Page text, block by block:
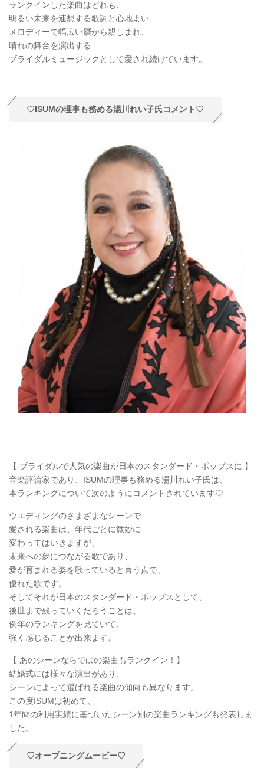
ランクインした楽曲はどれも、
明るい未来を連想する歌詞と心地よい
メロディーで幅広い層から親しまれ、
晴れの舞台を演出する
ブライダルミュージックとして愛され続けています。
♡ISUMの理事も務める湯川れい子氏コメント♡
【 ブライダルで人気の楽曲が日本のスタンダード・ポップスに 】
音楽評論家であり、ISUMの理事も務める湯川れい子氏は、
本ランキングについて次のようにコメントされています♡
ウエディングのさまざまなシーンで
愛される楽曲は、年代ごとに微妙に
変わってはいきますが、
未来への夢につながる歌であり、
愛が育まれる姿を歌っていると言う点で、
優れた歌です。
そしてそれが日本のスタンダード・ポップスとして、
後世まで残っていくだろうことは、
例年のランキングを見ていて、
強く感じることが出来ます。
【 あのシーンならではの楽曲もランクイン！】
結婚式には様々な演出があり、
シーンによって選ばれる楽曲の傾向も異なります。
この度ISUMは初めて、
1年間の利用実績に基づいたシーン別の楽曲ランキングも発表しま
した。
♡オープニングムービー♡